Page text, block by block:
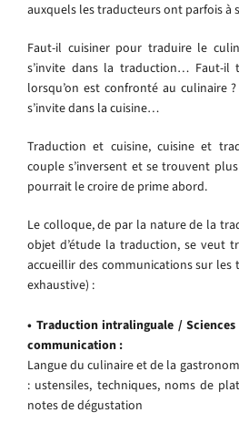
auxquels les traducteurs ont parfois à
Faut-il cuisiner pour traduire le
s’invite dans la traduction… Faut-il
lorsqu’on est confronté au culinaire
s’invite dans la cuisine…
Traduction et cuisine, cuisine et
couple s’inversent et se trouvent
pourrait le croire de prime abord.
Le colloque, de par la nature de la
objet d’étude la traduction, se veut
accueillir des communications sur les
exhaustive) :
• Traduction intralinguale /
communication :
Langue du culinaire et de la
: ustensiles, techniques, noms de
notes de dégustation